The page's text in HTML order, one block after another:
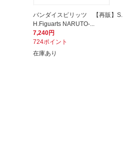
バンダイスピリッツ 【再販】S.
H.Figuarts NARUTO-...
7,240円
724ポイント
在庫あり